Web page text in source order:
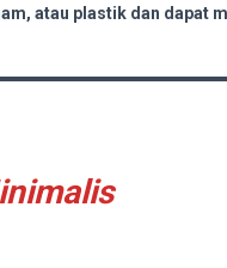
atau plastik dan dapat